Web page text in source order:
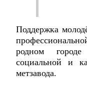
Поддержка
родном
социальной и
метзавода.